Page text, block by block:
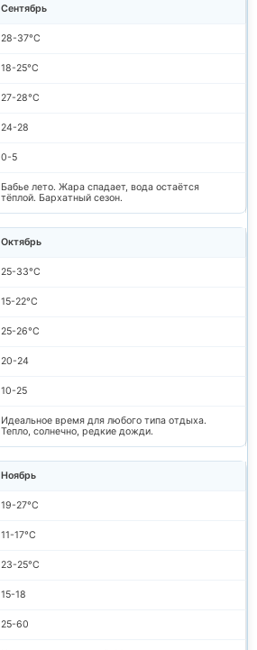
Сентябрь
28-37°C
18-25°C
27-28°C
24-28
0-5
Бабье лето. Жара спадает, вода остаётся
тёплой. Бархатный сезон.
Октябрь
25-33°C
15-22°C
25-26°C
20-24
10-25
Идеальное время для любого типа отдыха.
Тепло, солнечно, редкие дожди.
Ноябрь
19-27°C
11-17°C
23-25°C
15-18
25-60